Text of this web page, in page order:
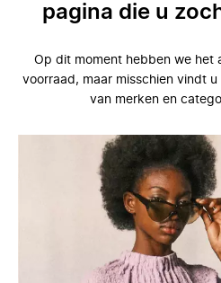
pagina die u
Op dit moment hebben we het
voorraad, maar misschien vindt
van merken en